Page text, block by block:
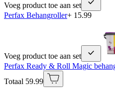
Voeg product toe aan set
Perfax Behangroller+ 15.99
Voeg product toe aan set
Perfax Ready & Roll Magic
Totaal 59.99